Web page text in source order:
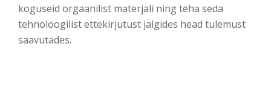
koguseid orgaanilist materjali ning teha seda
tehnoloogilist ettekirjutust jälgides head tulemust
saavutades.